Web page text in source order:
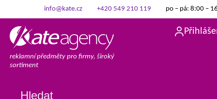
info@kate.cz +420 549 210 119 po – pá: 8:00 –
reklamní předměty pro firmy, široký
sortiment